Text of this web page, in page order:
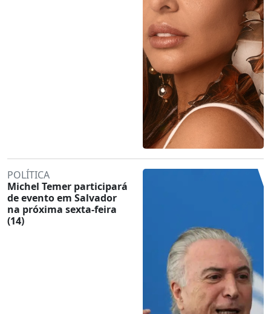
POLÍTICA
Michel Temer participará
de evento em Salvador
na próxima sexta-feira
(14)